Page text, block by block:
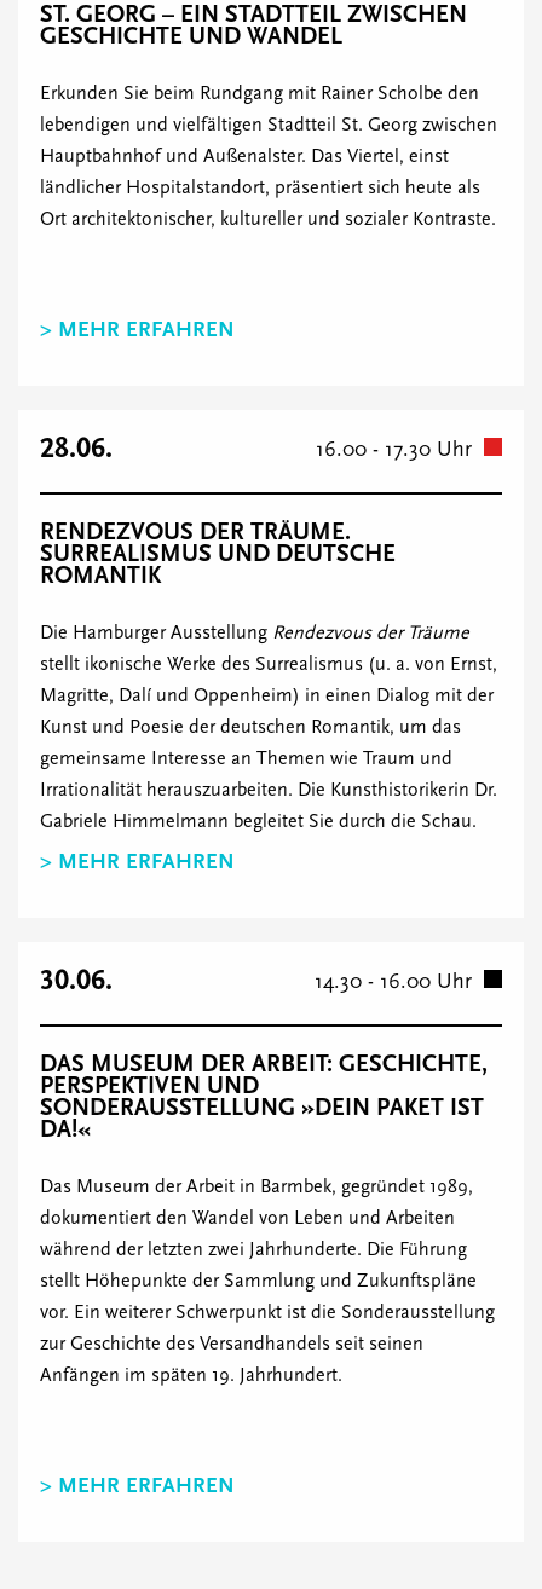
ST. GEORG – EIN STADTTEIL ZWISCHEN
GESCHICHTE UND WANDEL
Erkunden Sie beim Rundgang mit Rainer Scholbe den
lebendigen und vielfältigen Stadtteil St. Georg zwischen
Hauptbahnhof und Außenalster. Das Viertel, einst
ländlicher Hospitalstandort, präsentiert sich heute als
Ort architektonischer, kultureller und sozialer Kontraste.
> MEHR ERFAHREN
28.06. 16.00 - 17.30 Uhr
RENDEZVOUS DER TRÄUME.
SURREALISMUS UND DEUTSCHE
ROMANTIK
Die Hamburger Ausstellung Rendezvous der Träume
stellt ikonische Werke des Surrealismus (u. a. von Ernst,
Magritte, Dalí und Oppenheim) in einen Dialog mit der
Kunst und Poesie der deutschen Romantik, um das
gemeinsame Interesse an Themen wie Traum und
Irrationalität herauszuarbeiten. Die Kunsthistorikerin Dr.
Gabriele Himmelmann begleitet Sie durch die Schau.
> MEHR ERFAHREN
30.06. 14.30 - 16.00 Uhr
DAS MUSEUM DER ARBEIT: GESCHICHTE,
PERSPEKTIVEN UND
SONDERAUSSTELLUNG »DEIN PAKET IST
DA!«
Das Museum der Arbeit in Barmbek, gegründet 1989,
dokumentiert den Wandel von Leben und Arbeiten
während der letzten zwei Jahrhunderte. Die Führung
stellt Höhepunkte der Sammlung und Zukunftspläne
vor. Ein weiterer Schwerpunkt ist die Sonderausstellung
zur Geschichte des Versandhandels seit seinen
Anfängen im späten 19. Jahrhundert.
> MEHR ERFAHREN